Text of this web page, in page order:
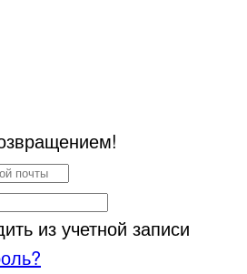
из учетной записи